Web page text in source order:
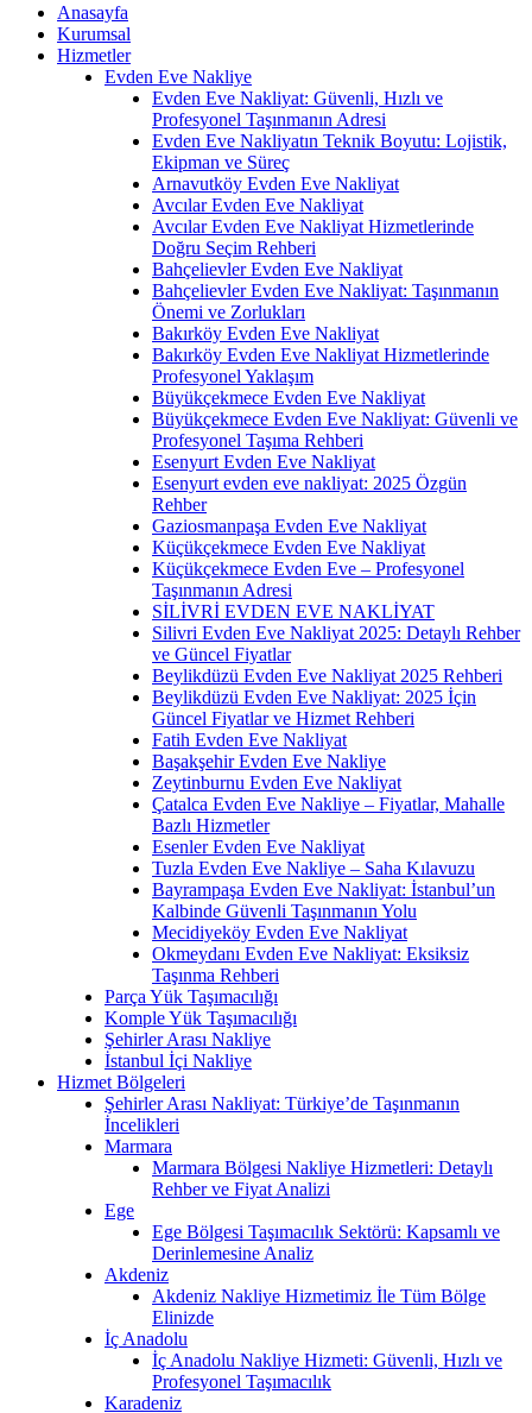
Anasayfa
Kurumsal
Hizmetler
Evden Eve Nakliye
Evden Eve Nakliyat: Güvenli, Hızlı ve
Profesyonel Taşınmanın Adresi
Evden Eve Nakliyatın Teknik Boyutu: Lojistik,
Ekipman ve Süreç
Arnavutköy Evden Eve Nakliyat
Avcılar Evden Eve Nakliyat
Avcılar Evden Eve Nakliyat Hizmetlerinde
Doğru Seçim Rehberi
Bahçelievler Evden Eve Nakliyat
Bahçelievler Evden Eve Nakliyat: Taşınmanın
Önemi ve Zorlukları
Bakırköy Evden Eve Nakliyat
Bakırköy Evden Eve Nakliyat Hizmetlerinde
Profesyonel Yaklaşım
Büyükçekmece Evden Eve Nakliyat
Büyükçekmece Evden Eve Nakliyat: Güvenli ve
Profesyonel Taşıma Rehberi
Esenyurt Evden Eve Nakliyat
Esenyurt evden eve nakliyat: 2025 Özgün
Rehber
Gaziosmanpaşa Evden Eve Nakliyat
Küçükçekmece Evden Eve Nakliyat
Küçükçekmece Evden Eve – Profesyonel
Taşınmanın Adresi
SİLİVRİ EVDEN EVE NAKLİYAT
Silivri Evden Eve Nakliyat 2025: Detaylı Rehber
ve Güncel Fiyatlar
Beylikdüzü Evden Eve Nakliyat 2025 Rehberi
Beylikdüzü Evden Eve Nakliyat: 2025 İçin
Güncel Fiyatlar ve Hizmet Rehberi
Fatih Evden Eve Nakliyat
Başakşehir Evden Eve Nakliye
Zeytinburnu Evden Eve Nakliyat
Çatalca Evden Eve Nakliye – Fiyatlar, Mahalle
Bazlı Hizmetler
Esenler Evden Eve Nakliyat
Tuzla Evden Eve Nakliye – Saha Kılavuzu
Bayrampaşa Evden Eve Nakliyat: İstanbul’un
Kalbinde Güvenli Taşınmanın Yolu
Mecidiyeköy Evden Eve Nakliyat
Okmeydanı Evden Eve Nakliyat: Eksiksiz
Taşınma Rehberi
Parça Yük Taşımacılığı
Komple Yük Taşımacılığı
Şehirler Arası Nakliye
İstanbul İçi Nakliye
Hizmet Bölgeleri
Şehirler Arası Nakliyat: Türkiye’de Taşınmanın
İncelikleri
Marmara
Marmara Bölgesi Nakliye Hizmetleri: Detaylı
Rehber ve Fiyat Analizi
Ege
Ege Bölgesi Taşımacılık Sektörü: Kapsamlı ve
Derinlemesine Analiz
Akdeniz
Akdeniz Nakliye Hizmetimiz İle Tüm Bölge
Elinizde
İç Anadolu
İç Anadolu Nakliye Hizmeti: Güvenli, Hızlı ve
Profesyonel Taşımacılık
Karadeniz